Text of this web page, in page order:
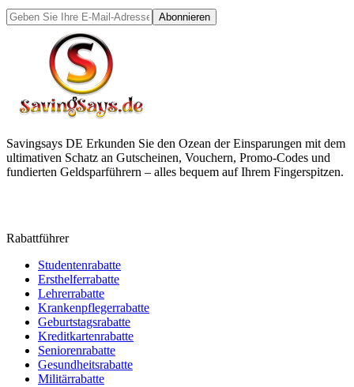
Abonnieren
Savingsays DE Erkunden Sie den Ozean der Einsparungen mit dem
ultimativen Schatz an Gutscheinen, Vouchern, Promo-Codes und
fundierten Geldsparführern – alles bequem auf Ihrem Fingerspitzen.
Rabattführer
Studentenrabatte
Ersthelferrabatte
Lehrerrabatte
Krankenpflegerrabatte
Geburtstagsrabatte
Kreditkartenrabatte
Seniorenrabatte
Gesundheitsrabatte
Militärrabatte